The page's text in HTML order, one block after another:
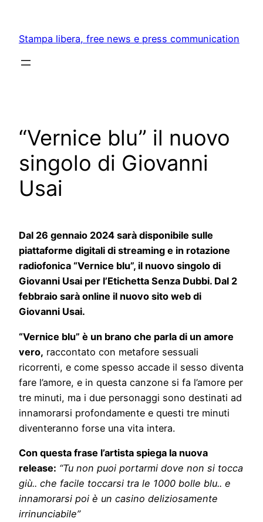
content
Stampa libera, free news e press communication
“Vernice blu” il nuovo
singolo di Giovanni
Usai
Dal 26 gennaio 2024 sarà disponibile sulle
piattaforme digitali di streaming e in rotazione
radiofonica “Vernice blu”, il nuovo singolo di
Giovanni Usai per l’Etichetta Senza Dubbi. Dal 2
febbraio sarà online il nuovo sito web di
Giovanni Usai.
“Vernice blu” è un brano che parla di un amore
vero, raccontato con metafore sessuali
ricorrenti, e come spesso accade il sesso diventa
fare l’amore, e in questa canzone si fa l’amore per
tre minuti, ma i due personaggi sono destinati ad
innamorarsi profondamente e questi tre minuti
diventeranno forse una vita intera.
Con questa frase l’artista spiega la nuova
release: “Tu non puoi portarmi dove non si tocca
giù.. che facile toccarsi tra le 1000 bolle blu.. e
innamorarsi poi è un casino deliziosamente
irrinunciabile”